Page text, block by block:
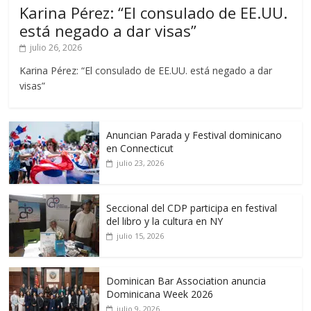
Karina Pérez: “El consulado de EE.UU.
está negado a dar visas”
julio 26, 2026
Karina Pérez: “El consulado de EE.UU. está negado a dar
visas”
Anuncian Parada y Festival dominicano
en Connecticut
julio 23, 2026
Seccional del CDP participa en festival
del libro y la cultura en NY
julio 15, 2026
Dominican Bar Association anuncia
Dominicana Week 2026
julio 9, 2026